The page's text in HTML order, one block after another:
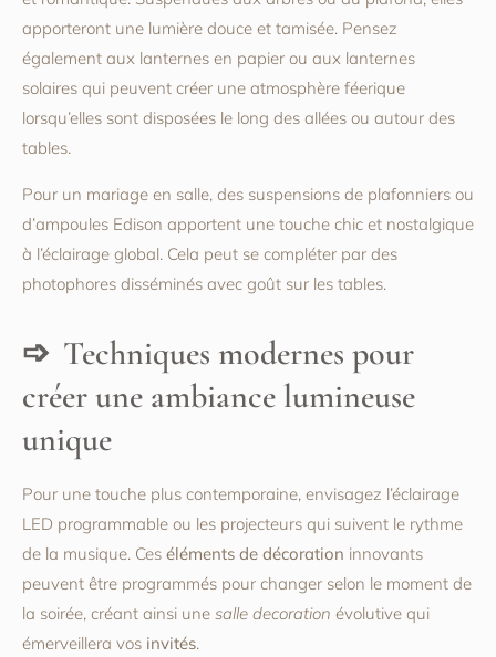
apporteront une lumière douce et tamisée. Pensez
également aux lanternes en papier ou aux lanternes
solaires qui peuvent créer une atmosphère féerique
lorsqu’elles sont disposées le long des allées ou autour des
tables.
Pour un mariage en salle, des suspensions de plafonniers ou
d’ampoules Edison apportent une touche chic et nostalgique
à l’éclairage global. Cela peut se compléter par des
photophores disséminés avec goût sur les tables.
Techniques modernes pour
créer une ambiance lumineuse
unique
Pour une touche plus contemporaine, envisagez l’éclairage
LED programmable ou les projecteurs qui suivent le rythme
de la musique. Ces éléments de décoration innovants
peuvent être programmés pour changer selon le moment de
la soirée, créant ainsi une salle decoration évolutive qui
émerveillera vos invités.